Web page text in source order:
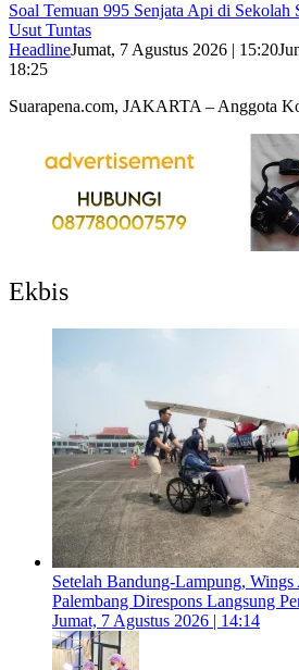
Soal Temuan 995 Senjata Api di Sekolah
Usut Tuntas
HeadlineJumat, 7 Agustus 2026 | 15:20
18:25
Suarapena.com, JAKARTA – Anggota
Ekbis
Setelah Bandung-Lampung,
Palembang Direspons Langsung
Jumat, 7 Agustus 2026 | 14:14